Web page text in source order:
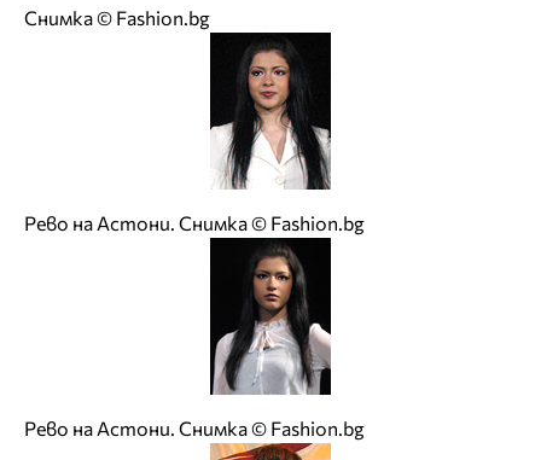
Снимка © Fashion.bg
Рево на Астони. Снимка © Fashion.bg
Рево на Астони. Снимка © Fashion.bg